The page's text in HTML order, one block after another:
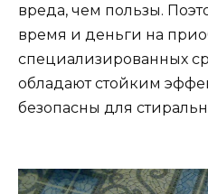
вреда, чем пользы.
время и деньги на
специализированных
обладают стойким
безопасны для